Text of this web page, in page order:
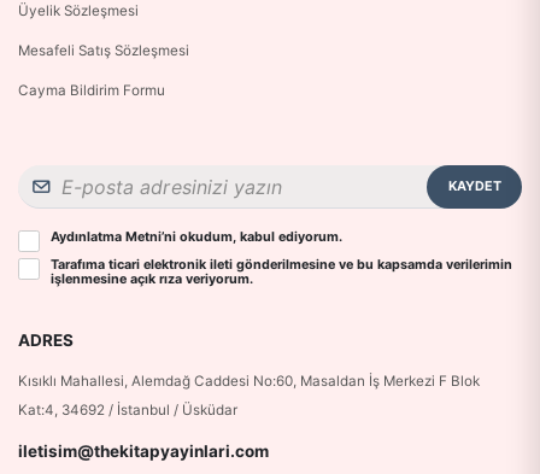
Üyelik Sözleşmesi
Mesafeli Satış Sözleşmesi
Cayma Bildirim Formu
KAYDET
Aydınlatma Metni’ni okudum, kabul ediyorum.
Tarafıma ticari elektronik ileti gönderilmesine ve bu kapsamda verilerimin
işlenmesine açık rıza veriyorum.
ADRES
Kısıklı Mahallesi, Alemdağ Caddesi No:60, Masaldan İş Merkezi F Blok
Kat:4, 34692 / İstanbul / Üsküdar
iletisim@thekitapyayinlari.com